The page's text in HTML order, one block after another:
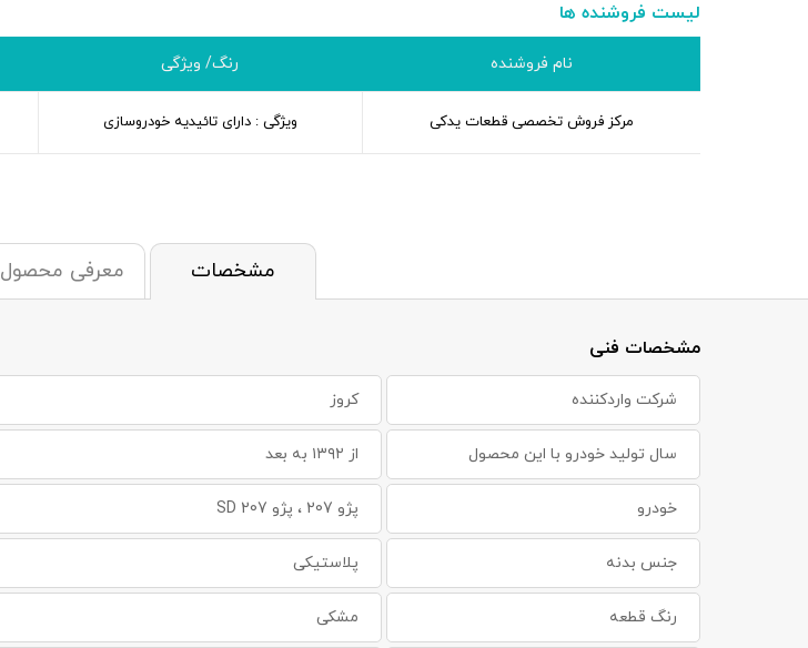
لیست فروشنده ها
نام فروشنده رنگ/ ویژگی
مرکز فروش تخصصی قطعات یدکی ویژگی : دارای تائیدیه خودروسازی
مشخصات معرفی محصول
مشخصات فنی
شرکت واردکننده کروز
سال تولید خودرو با این محصول از ۱۳۹۲ به بعد
خودرو پژو 207 ، پژو 207 SD
جنس بدنه پلاستیکی
رنگ قطعه مشکی